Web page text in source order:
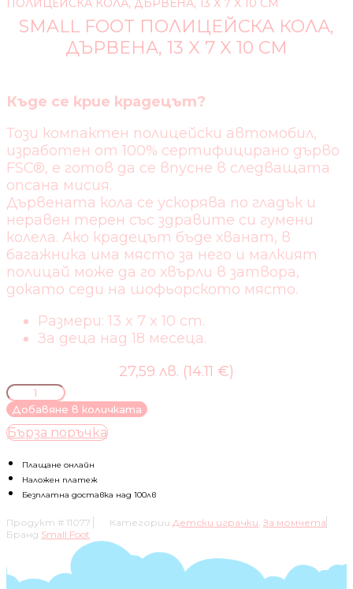
ПОЛИЦЕЙСКА КОЛА, ДЪРВЕНА, 13 X 7 X 10 CM
SMALL FOOT ПОЛИЦЕЙСКА КОЛА,
ДЪРВЕНА, 13 X 7 X 10 CM
Къде се крие крадецът?
Този компактен полицейски автомобил,
изработен от 100% сертифицирано дърво
FSC®, е готов да се впусне в следващата
опсана мисия.
Дървената кола се ускорява по гладък и
неравен терен със здравите си гумени
колела. Ако крадецът бъде хванат, в
багажника има място за него и малкият
полицай може да го хвърли в затвора,
докато седи на шофьорското място.
Размери: 13 x 7 x 10 cm.
За деца над 18 месеца.
27,59 лв. (14.11 €)
количество
за
SMALL
FOOT
КОЛА,
ДЪРВЕНА,
13
7
X
CM
Добавяне в количката
Бърза поръчка
Плащане онлайн
Наложен платеж
Безплатна доставка над 100лв
Продукт # 11077 Категории Детски играчки, За момчета
Бранд Small Foot